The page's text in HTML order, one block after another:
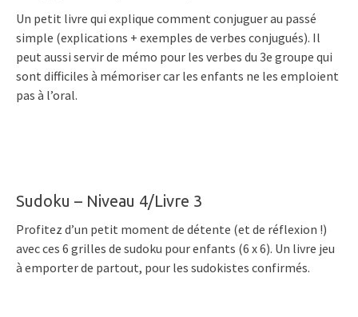
Un petit livre qui explique comment conjuguer au passé
simple (explications + exemples de verbes conjugués). Il
peut aussi servir de mémo pour les verbes du 3e groupe qui
sont difficiles à mémoriser car les enfants ne les emploient
pas à l’oral.
Sudoku – Niveau 4/Livre 3
Profitez d’un petit moment de détente (et de réflexion !)
avec ces 6 grilles de sudoku pour enfants (6 x 6). Un livre jeu
à emporter de partout, pour les sudokistes confirmés.